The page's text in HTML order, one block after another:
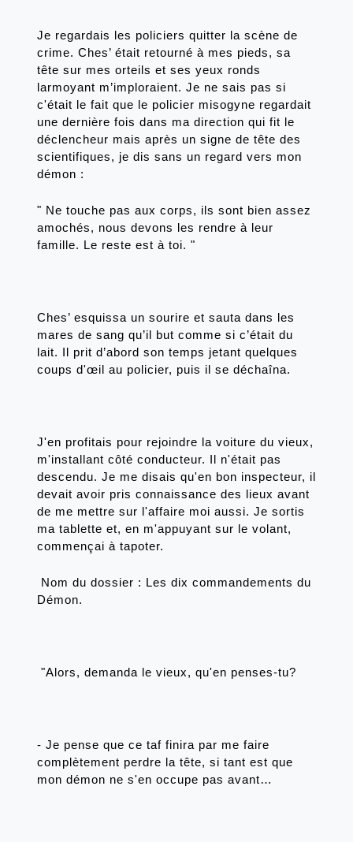
Je regardais les policiers quitter la scène de
crime. Ches’ était retourné à mes pieds, sa
tête sur mes orteils et ses yeux ronds
larmoyant m’imploraient. Je ne sais pas si
c'était le fait que le policier misogyne regardait
une dernière fois dans ma direction qui fit le
déclencheur mais après un signe de tête des
scientifiques, je dis sans un regard vers mon
démon :
" Ne touche pas aux corps, ils sont bien assez
amochés, nous devons les rendre à leur
famille. Le reste est à toi. "
Ches’ esquissa un sourire et sauta dans les
mares de sang qu’il but comme si c’était du
lait. Il prit d’abord son temps jetant quelques
coups d'œil au policier, puis il se déchaîna.
J'en profitais pour rejoindre la voiture du vieux,
m'installant côté conducteur. Il n'était pas
descendu. Je me disais qu'en bon inspecteur, il
devait avoir pris connaissance des lieux avant
de me mettre sur l'affaire moi aussi. Je sortis
ma tablette et, en m'appuyant sur le volant,
commençai à tapoter.
Nom du dossier : Les dix commandements du
Démon.
"Alors, demanda le vieux, qu'en penses-tu?
- Je pense que ce taf finira par me faire
complètement perdre la tête, si tant est que
mon démon ne s'en occupe pas avant…